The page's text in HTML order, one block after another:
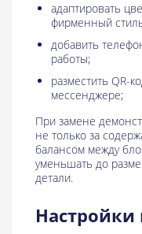
адаптировать
фирменный
добавить
работы;
разместить QR-
мессенджере;
При замене
не только за
балансом между
уменьшать до
детали.
Настройки